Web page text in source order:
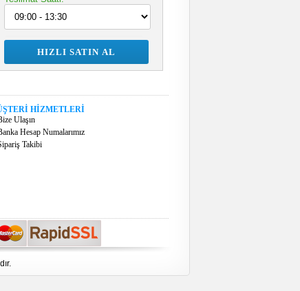
HİZMETLERİ
Ulaşın
Hesap Numalarımız
Takibi